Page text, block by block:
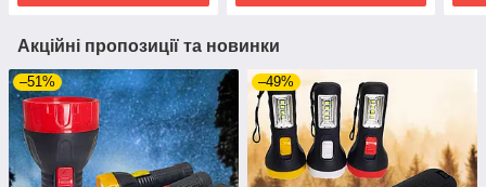
Акційні пропозиції та новинки
–51% –49%